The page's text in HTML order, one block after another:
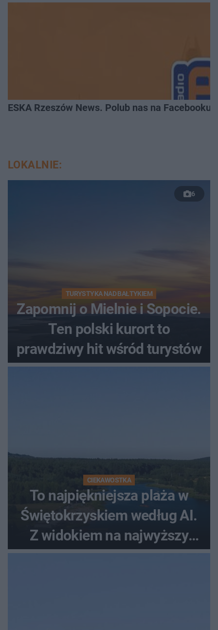
ESKA Rzeszów News. Polub nas na Facebooku!
LOKALNIE:
6
TURYSTYKA NAD BAŁTYKIEM
Zapomnij o Mielnie i Sopocie.
Ten polski kurort to
prawdziwy hit wśród turystów
CIEKAWOSTKA
To najpiękniejsza plaża w
Świętokrzyskiem według AI.
Z widokiem na najwyższy
szczyt Gór Świętokrzyskich